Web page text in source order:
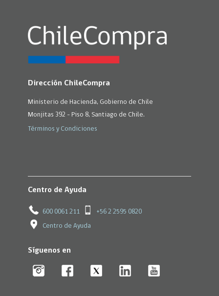
Dirección ChileCompra
Ministerio de Hacienda, Gobierno de Chile
Monjitas 392 - Piso 8, Santiago de Chile.
Términos y Condiciones
Centro de Ayuda
600 0061 211 +56 2 2595 0820
Centro de Ayuda
Síguenos en